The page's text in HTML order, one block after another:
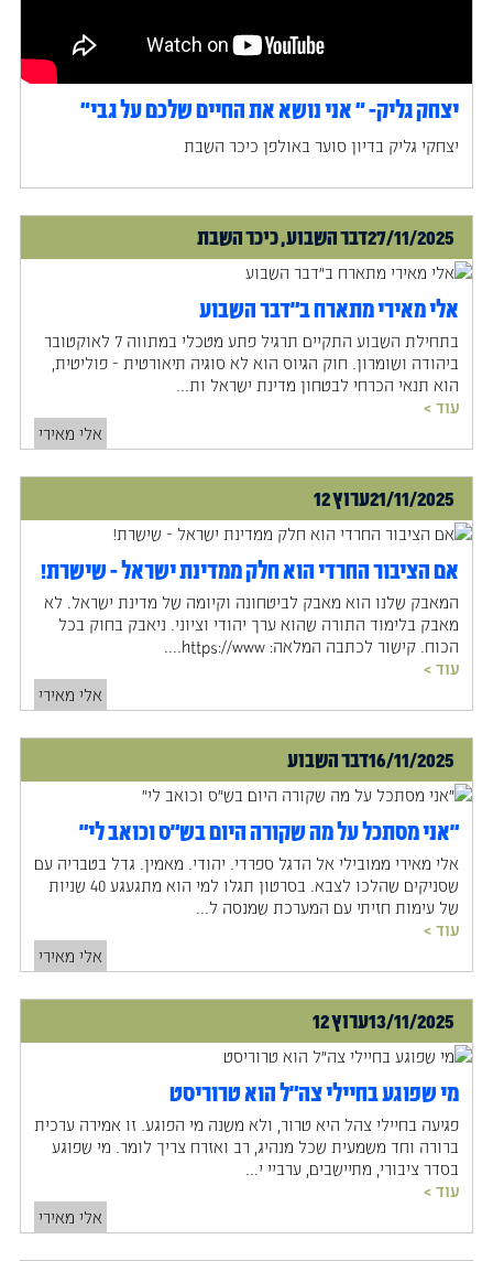
יצחק גליק- ״ אני נושא את החיים שלכם על גבי״
‍יצחקי גליק בדיון סוער באולפן כיכר השבת
27/11/2025דבר השבוע, כיכר השבת
אלי מאירי מתארח ב"דבר השבוע
בתחילת השבוע התקיים תרגיל פתע מטכלי במתווה 7 לאוקטובר
ביהודה ושומרון. חוק הגיוס הוא לא סוגיה תיאורטית - פוליטית,
הוא תנאי הכרחי לבטחון מדינת ישראל ות...
עוד >
אלי מאירי
21/11/2025ערוץ 12
אם הציבור החרדי הוא חלק ממדינת ישראל - שישרת!
המאבק שלנו הוא מאבק לביטחונה וקיומה של מדינת ישראל. לא
מאבק בלימוד התורה שהוא ערך יהודי וציוני. ניאבק בחוק בכל
הכוח. קישור לכתבה המלאה: https://www....
עוד >
אלי מאירי
16/11/2025דבר השבוע
"אני מסתכל על מה שקורה היום בש"ס וכואב לי"
אלי מאירי ממובילי אל הדגל ספרדי. יהודי. מאמין. גדל בטבריה עם
שסניקים שהלכו לצבא. בסרטון תגלו למי הוא מתגעגע 40 שניות
של עימות חזיתי עם המערכת שמנסה ל...
עוד >
אלי מאירי
13/11/2025ערוץ 12
מי שפוגע בחיילי צה"ל הוא טרוריסט
פגיעה בחיילי צהל היא טרור, ולא משנה מי הפוגע. זו אמירה ערכית
ברורה וחד משמעית שכל מנהיג, רב ואזרח צריך לומר. מי שפוגע
בסדר ציבורי, מתיישבים, ערביי י...
עוד >
אלי מאירי